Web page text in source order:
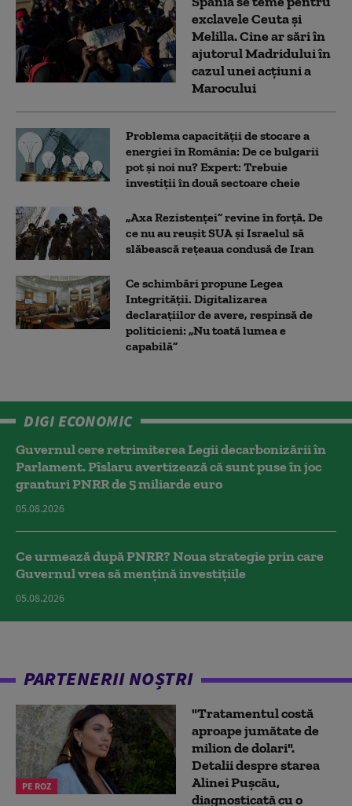
exclavele Ceuta și
Melilla. Cine ar sări în
ajutorul Madridului în
cazul unei acțiuni a
Marocului
Problema capacității de stocare a
energiei în România: De ce bulgarii
pot și noi nu? Expert: Trebuie
investiții în două sectoare cheie
„Axa Rezistenței” revine în forță. De
ce nu au reușit SUA și Israelul să
slăbească rețeaua condusă de Iran
Ce schimbări propune Legea
Integrității. Digitalizarea
declarațiilor de avere, respinsă de
politicieni: „Nu toată lumea e
capabilă”
DIGI ECONOMIC
Guvernul cere retrimiterea Legii decarbonizării în
Parlament. Pîslaru avertizează că sunt puse în joc
granturi PNRR de 5 miliarde euro
05.08.2026
Ce urmează după PNRR? Noua strategie prin care
Guvernul vrea să mențină investițiile
05.08.2026
PARTENERII NOȘTRI
PE ROZ
"Tratamentul costă
aproape jumătate de
milion de dolari".
Detalii despre starea
Alinei Pușcău,
diagnosticată cu o